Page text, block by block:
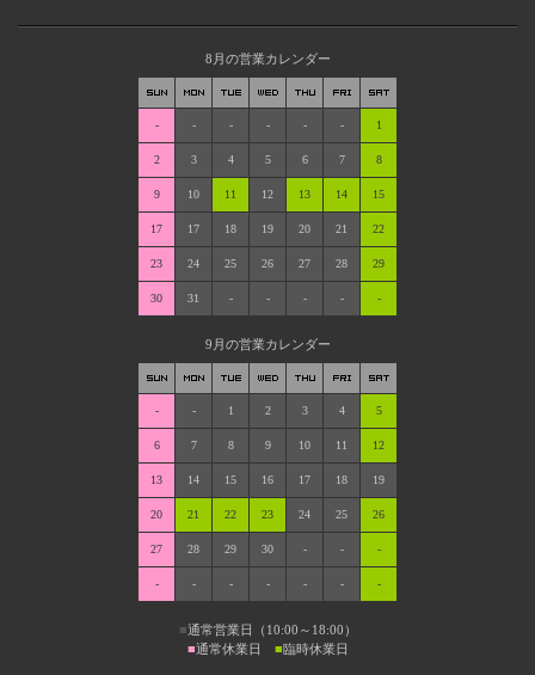
8月の営業カレンダー
- - - - - - 1
2 3 4 5 6 7 8
9 10 11 12 13 14 15
17 17 18 19 20 21 22
23 24 25 26 27 28 29
30 31 - - - - -
9月の営業カレンダー
- - 1 2 3 4 5
6 7 8 9 10 11 12
13 14 15 16 17 18 19
20 21 22 23 24 25 26
27 28 29 30 - - -
- - - - - - -
■通常営業日（10:00～18:00）
■通常休業日 ■臨時休業日